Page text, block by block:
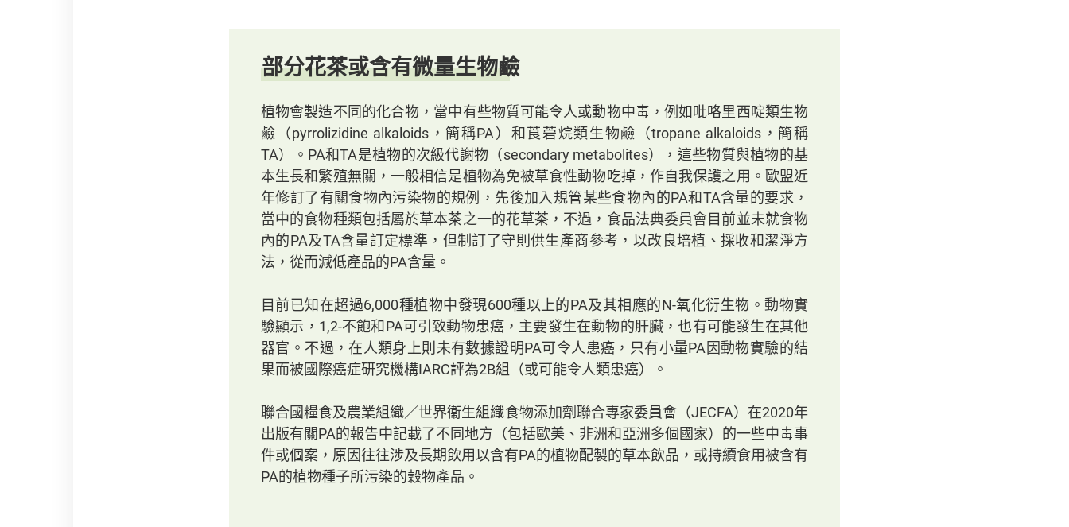
部分花茶或含有微量生物鹼
植物會製造不同的化合物，當中有些物質可能令人或動物中毒，例如吡咯里西啶類生物
鹼（pyrrolizidine alkaloids，簡稱PA）和莨菪烷類生物鹼（tropane alkaloids，簡稱
TA）。PA和TA是植物的次級代謝物（secondary metabolites），這些物質與植物的基
本生長和繁殖無關，一般相信是植物為免被草食性動物吃掉，作自我保護之用。歐盟近
年修訂了有關食物內污染物的規例，先後加入規管某些食物內的PA和TA含量的要求，
當中的食物種類包括屬於草本茶之一的花草茶，不過，食品法典委員會目前並未就食物
內的PA及TA含量訂定標準，但制訂了守則供生產商參考，以改良培植、採收和潔淨方
法，從而減低產品的PA含量。
目前已知在超過6,000種植物中發現600種以上的PA及其相應的N-氧化衍生物。動物實
驗顯示，1,2-不飽和PA可引致動物患癌，主要發生在動物的肝臟，也有可能發生在其他
器官。不過，在人類身上則未有數據證明PA可令人患癌，只有小量PA因動物實驗的結
果而被國際癌症研究機構IARC評為2B組（或可能令人類患癌）。
聯合國糧食及農業組織／世界衞生組織食物添加劑聯合專家委員會（JECFA）在2020年
出版有關PA的報告中記載了不同地方（包括歐美、非洲和亞洲多個國家）的一些中毒事
件或個案，原因往往涉及長期飲用以含有PA的植物配製的草本飲品，或持續食用被含有
PA的植物種子所污染的穀物產品。